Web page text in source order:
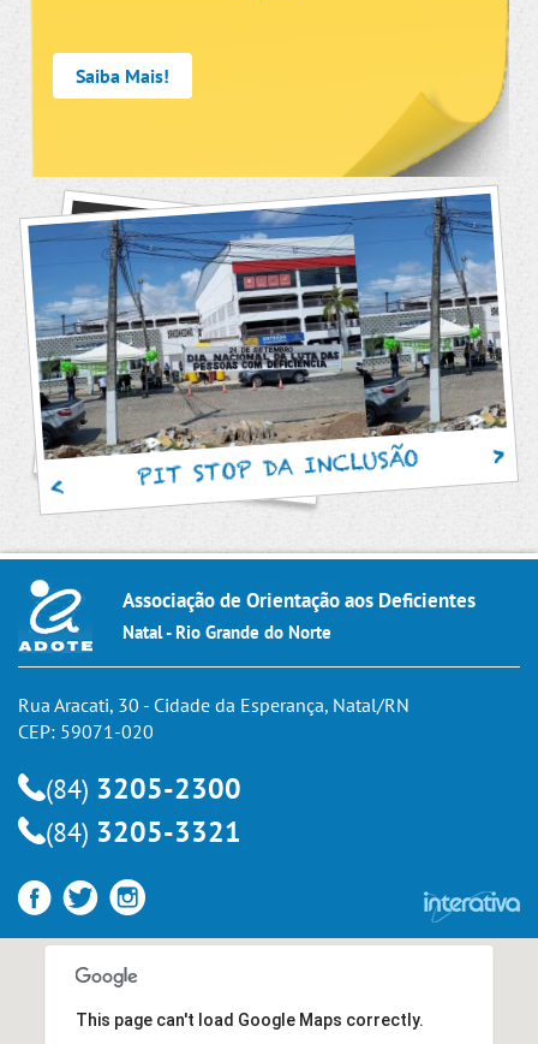
Saiba Mais!
PIT STOP DA INCLUSÃO
Associação de Orientação aos Deficientes
Natal - Rio Grande do Norte
Rua Aracati, 30 - Cidade da Esperança, Natal/RN
CEP: 59071-020
(84) 3205-2300
(84) 3205-3321
This page can't load Google Maps correctly.